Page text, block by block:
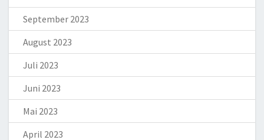
September 2023
August 2023
Juli 2023
Juni 2023
Mai 2023
April 2023